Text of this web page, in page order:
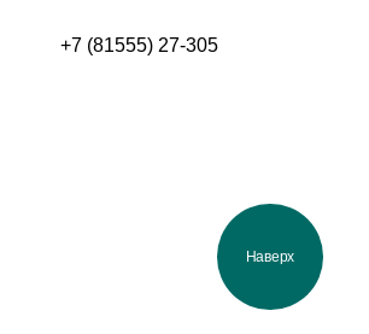
+7 (81555) 27-305
Наверх